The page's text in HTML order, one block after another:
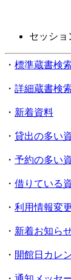
セッショ
・ 標準蔵書検
・ 詳細蔵書検
・ 新着資料
・ 貸出の多い
・ 予約の多い
・ 借りている
・ 利用情報変
・ 新着お知ら
・ 開館日カレ